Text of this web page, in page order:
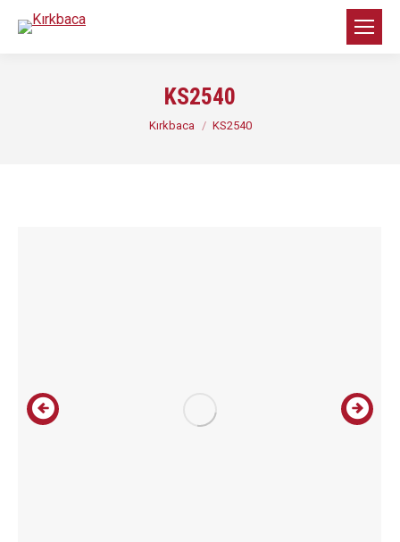
KS2540
You are here:
Kırkbaca KS2540